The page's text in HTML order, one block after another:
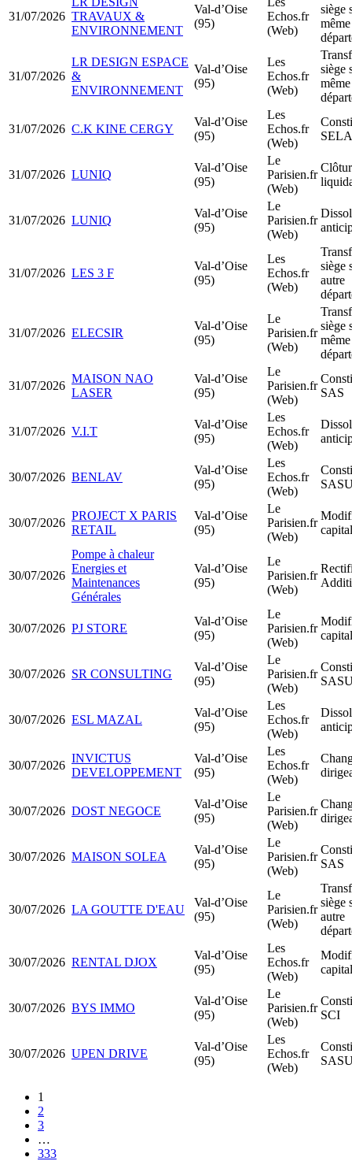
31/07/2026 TRAVAUX &
ENVIRONNEMENT
Val-d’Oise
(95)
Echos.fr
(Web)
siège
même
31/07/2026
LR DESIGN ESPACE
&
ENVIRONNEMENT
Val-d’Oise
(95)
Les
Echos.fr
(Web)
siège
même
31/07/2026 C.K KINE CERGY
Val-d’Oise
(95)
Les
Echos.fr
(Web)
31/07/2026 LUNIQ
Val-d’Oise
(95)
Le
Parisien.fr
(Web)
31/07/2026 LUNIQ
Val-d’Oise
(95)
Le
Parisien.fr
(Web)
31/07/2026 LES 3 F
Val-d’Oise
(95)
Les
Echos.fr
(Web)
siège
autre
31/07/2026 ELECSIR
Val-d’Oise
(95)
Le
Parisien.fr
(Web)
siège
même
31/07/2026
MAISON NAO
LASER
Val-d’Oise
(95)
Le
Parisien.fr
(Web)
SAS
31/07/2026 V.I.T
Val-d’Oise
(95)
Les
Echos.fr
(Web)
30/07/2026 BENLAV
Val-d’Oise
(95)
Les
Echos.fr
(Web)
30/07/2026
PROJECT X PARIS
RETAIL
Val-d’Oise
(95)
Le
Parisien.fr
(Web)
30/07/2026
Pompe à chaleur
Energies et
Maintenances
Générales
Val-d’Oise
(95)
Le
Parisien.fr
(Web)
30/07/2026 PJ STORE
Val-d’Oise
(95)
Le
Parisien.fr
(Web)
30/07/2026 SR CONSULTING
Val-d’Oise
(95)
Le
Parisien.fr
(Web)
30/07/2026 ESL MAZAL
Val-d’Oise
(95)
Les
Echos.fr
(Web)
30/07/2026
INVICTUS
DEVELOPPEMENT
Val-d’Oise
(95)
Les
Echos.fr
(Web)
30/07/2026 DOST NEGOCE
Val-d’Oise
(95)
Le
Parisien.fr
(Web)
30/07/2026 MAISON SOLEA
Val-d’Oise
(95)
Le
Parisien.fr
(Web)
SAS
30/07/2026 LA GOUTTE D'EAU
Val-d’Oise
(95)
Le
Parisien.fr
(Web)
siège
autre
30/07/2026 RENTAL DJOX
Val-d’Oise
(95)
Les
Echos.fr
(Web)
30/07/2026 BYS IMMO
Val-d’Oise
(95)
Le
Parisien.fr
(Web)
SCI
30/07/2026 UPEN DRIVE
Val-d’Oise
(95)
Les
Echos.fr
(Web)
1
2
3
…
333